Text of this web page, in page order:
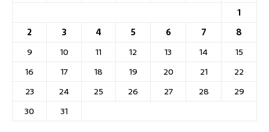
1
2
3 4 5 6 7
8
9
10 11 12 13 14
15
16
17 18 19 20 21
22
23
24 25 26 27 28
29
30
31